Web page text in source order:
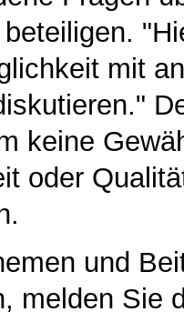
mit
keine
oder
und
melden Sie